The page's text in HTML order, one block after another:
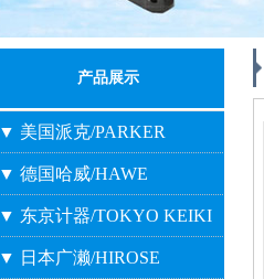
产品展示
▼ 美国派克/PARKER
▼ 德国哈威/HAWE
▼ 东京计器/TOKYO KEIKI
▼ 日本广濑/HIROSE